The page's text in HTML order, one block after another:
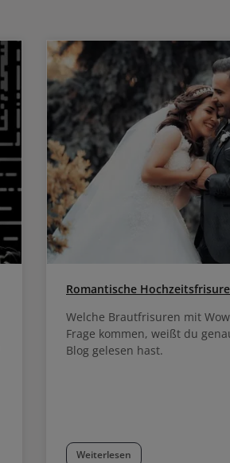
Romantische
Welche Brautfrisuren mit
Frage kommen, weißt du
Blog gelesen hast.
Weiterlesen